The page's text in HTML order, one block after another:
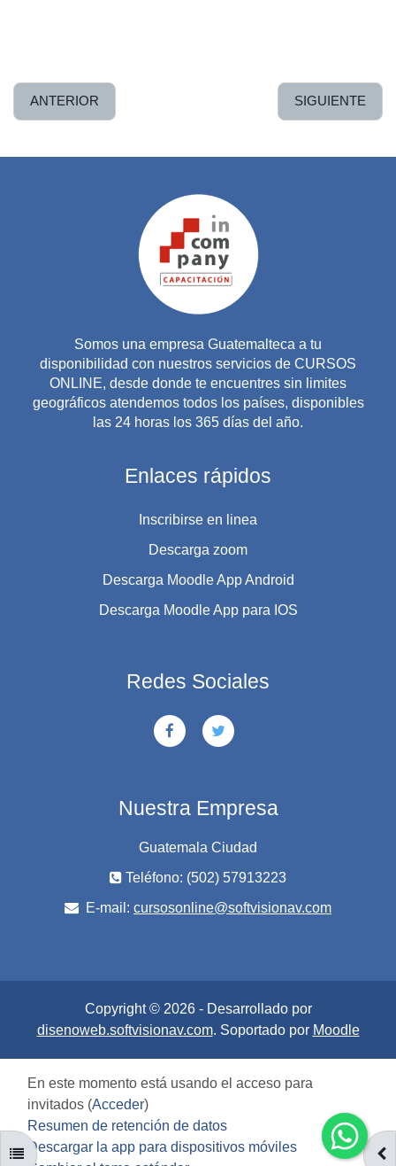
ABRIR ÍNDICE DEL CURSO
ANTERIOR SIGUIENTE
Somos una empresa Guatemalteca a tu
disponibilidad con nuestros servicios de CURSOS
ONLINE, desde donde te encuentres sin limites
geográficos atendemos todos los países, disponibles
las 24 horas los 365 días del año.
Enlaces rápidos
Inscribirse en linea
Descarga zoom
Descarga Moodle App Android
Descarga Moodle App para IOS
Redes Sociales
Nuestra Empresa
Guatemala Ciudad
Teléfono: (502) 57913223
E-mail: cursosonline@softvisionav.com
Copyright © 2026 - Desarrollado por
disenoweb.softvisionav.com. Soportado por Moodle
En este momento está usando el acceso para
invitados (Acceder)
Resumen de retención de datos
Descargar la app para dispositivos móviles